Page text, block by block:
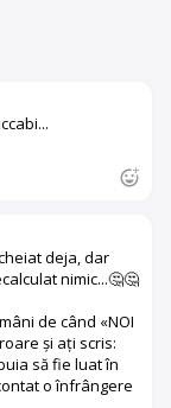
deja, dar
nimic...🤔🤔
de când «NOI
și ați scris:
să fie luat în
o înfrângere